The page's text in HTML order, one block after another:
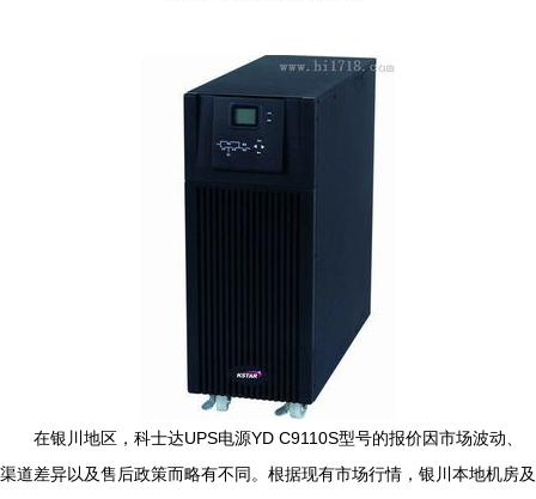
在银川地区，科士达UPS电源YD C9110S型号的报价因市场波动、
渠道差异以及售后政策而略有不同。根据现有市场行情，银川本地机房及